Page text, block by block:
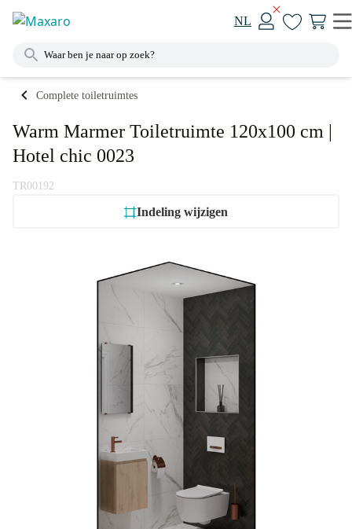
NL
Complete toiletruimtes
Warm Marmer Toiletruimte 120x100 cm |
Hotel chic 0023
TR00192
Indeling wijzigen